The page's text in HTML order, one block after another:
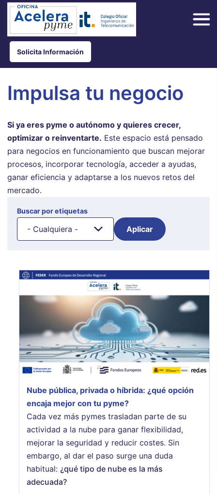
al
Solicita Información
Impulsa tu negocio
Si ya eres pyme o autónomo y quieres crecer,
optimizar o reinventarte. Este espacio está pensado
para negocios en funcionamiento que buscan mejorar
procesos, incorporar tecnología, acceder a ayudas,
ganar eficiencia y adaptarse a los nuevos retos del
mercado.
Buscar por etiquetas
- Cualquiera -
Nube pública, privada o híbrida: ¿qué opción
encaja mejor con tu pyme?
Cada vez más pymes trasladan parte de su
actividad a la nube para ganar flexibilidad,
mejorar la seguridad y reducir costes. Sin
embargo, al dar el paso surge una duda
habitual: ¿qué tipo de nube es la más
adecuada?